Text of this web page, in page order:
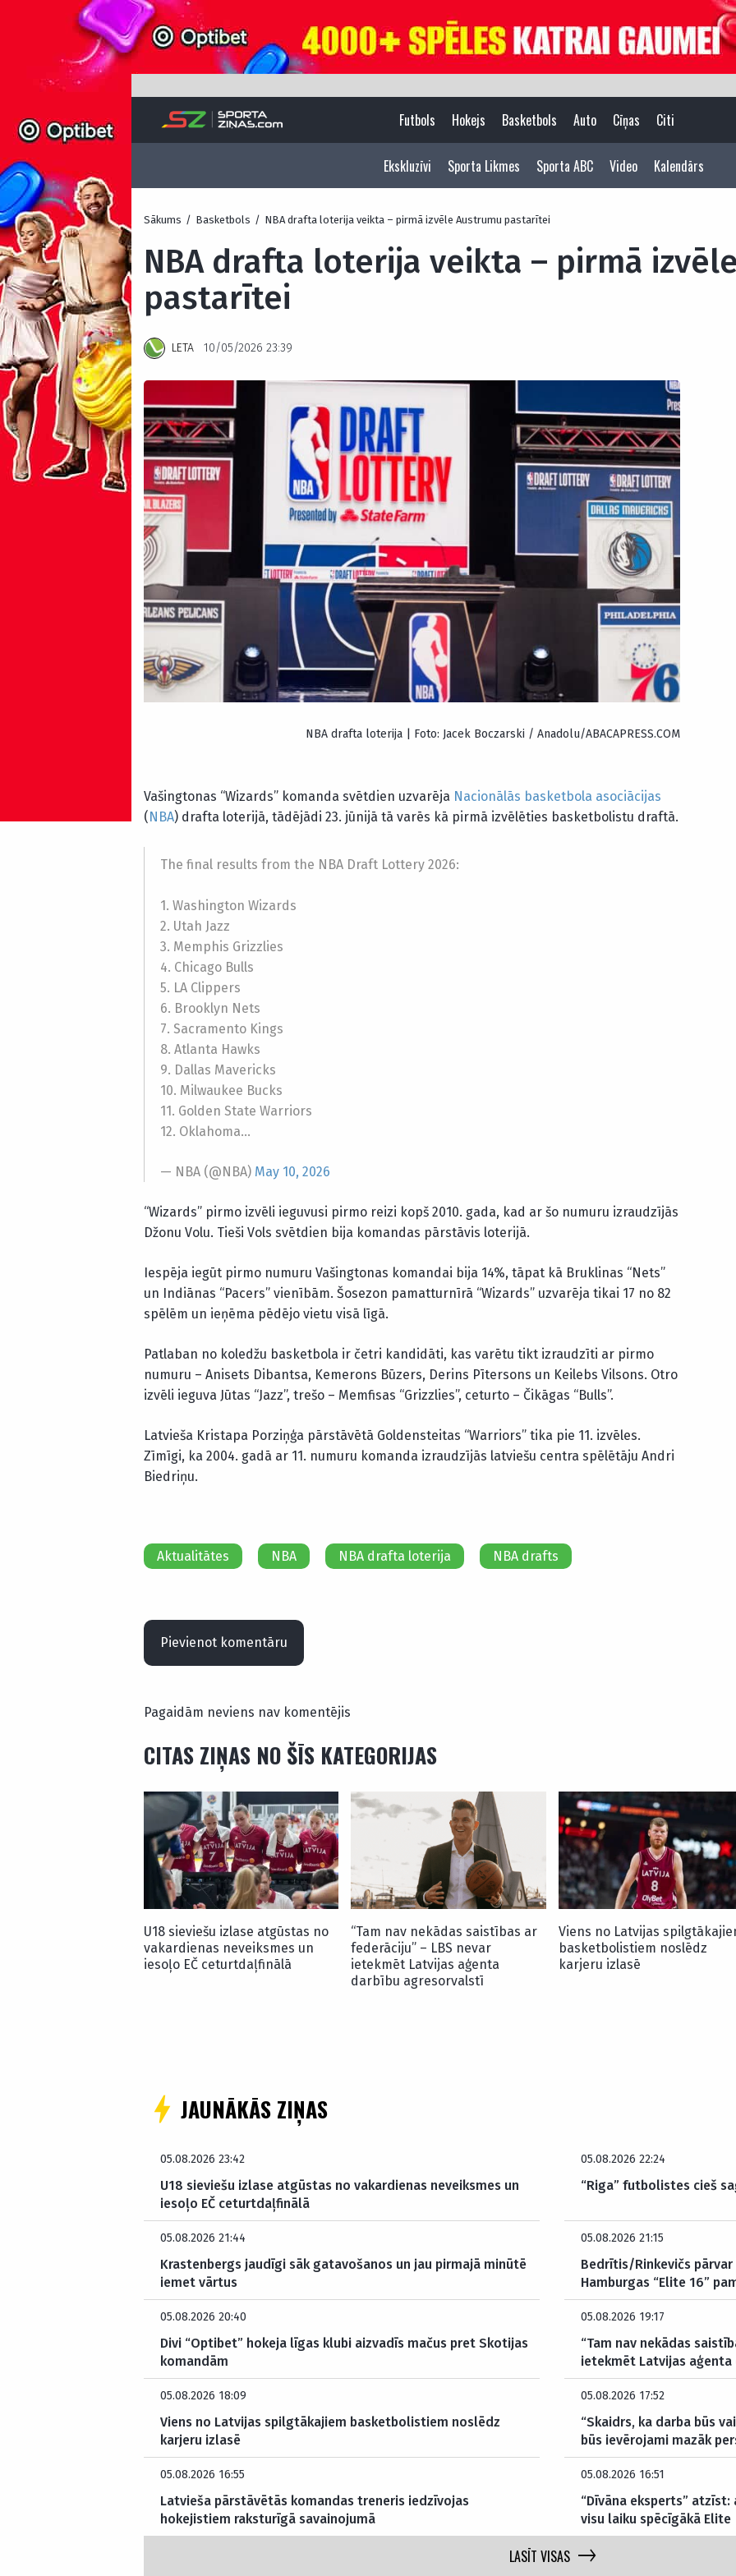
Futbols Hokejs Basketbols Auto Cīņas Citi
Ekskluzīvi Sporta Likmes Sporta ABC Video Kalendārs
Sākums / Basketbols / NBA drafta loterija veikta – pirmā izvēle Austrumu pastarītei
NBA drafta loterija veikta – pirmā
pastarītei
LETA 10/05/2026 23:39
NBA drafta loterija | Foto: Jacek Boczarski / Anadolu/ABACAPRESS.COM
Vašingtonas “Wizards” komanda svētdien uzvarēja Nacionālās basketbola asociācijas
(NBA) drafta loterijā, tādējādi 23. jūnijā tā varēs kā pirmā izvēlēties basketbolistu draftā.
The final results from the NBA Draft Lottery 2026:
1. Washington Wizards
2. Utah Jazz
3. Memphis Grizzlies
4. Chicago Bulls
5. LA Clippers
6. Brooklyn Nets
7. Sacramento Kings
8. Atlanta Hawks
9. Dallas Mavericks
10. Milwaukee Bucks
11. Golden State Warriors
12. Oklahoma…
— NBA (@NBA) May 10, 2026
“Wizards” pirmo izvēli ieguvusi pirmo reizi kopš 2010. gada, kad ar šo numuru izraudzījās
Džonu Volu. Tieši Vols svētdien bija komandas pārstāvis loterijā.
Iespēja iegūt pirmo numuru Vašingtonas komandai bija 14%, tāpat kā Bruklinas “Nets”
un Indiānas “Pacers” vienībām. Šosezon pamatturnīrā “Wizards” uzvarēja tikai 17 no 82
spēlēm un ieņēma pēdējo vietu visā līgā.
Patlaban no koledžu basketbola ir četri kandidāti, kas varētu tikt izraudzīti ar pirmo
numuru – Anisets Dibantsa, Kemerons Būzers, Derins Pītersons un Keilebs Vilsons. Otro
izvēli ieguva Jūtas “Jazz”, trešo – Memfisas “Grizzlies”, ceturto – Čikāgas “Bulls”.
Latvieša Kristapa Porziņģa pārstāvētā Goldensteitas “Warriors” tika pie 11. izvēles.
Zīmīgi, ka 2004. gadā ar 11. numuru komanda izraudzījās latviešu centra spēlētāju Andri
Biedriņu.
Aktualitātes NBA NBA drafta loterija NBA drafts
Pievienot komentāru
Pagaidām neviens nav komentējis
CITAS ZIŅAS NO ŠĪS KATEGORIJAS
U18 sieviešu izlase atgūstas no
vakardienas neveiksmes un
iesoļo EČ ceturtdaļfinālā
“Tam nav nekādas saistības ar
federāciju” – LBS nevar
ietekmēt Latvijas aģenta
darbību agresorvalstī
Viens no Latvijas
basketbolistiem noslēdz
karjeru izlasē
JAUNĀKĀS ZIŅAS
05.08.2026 23:42
U18 sieviešu izlase atgūstas no vakardienas neveiksmes un
iesoļo EČ ceturtdaļfinālā
05.08.2026 22:24
“Riga” futbolistes cieš
05.08.2026 21:44
Krastenbergs jaudīgi sāk gatavošanos un jau pirmajā minūtē
iemet vārtus
05.08.2026 21:15
Bedrītis/Rinkevičs
Hamburgas “Elite 16”
05.08.2026 20:40
Divi “Optibet” hokeja līgas klubi aizvadīs mačus pret Skotijas
komandām
05.08.2026 19:17
“Tam nav nekādas
ietekmēt Latvijas
05.08.2026 18:09
Viens no Latvijas spilgtākajiem basketbolistiem noslēdz
karjeru izlasē
05.08.2026 17:52
“Skaidrs, ka darba būs
būs ievērojami mazāk
05.08.2026 16:55
Latvieša pārstāvētās komandas treneris iedzīvojas
hokejistiem raksturīgā savainojumā
05.08.2026 16:51
“Dīvāna eksperts”
visu laiku spēcīgākā Elite
LASĪT VISAS